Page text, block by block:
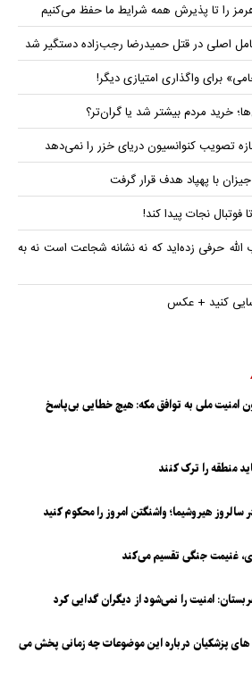
را تا پذیرش همه شرایط ما حفظ می‌کنیم
اصلی در قتل حمیدرضا رجب‌زاده دستگیر شد
برای واگذاری امتیازی دیگر!
تصویب کنوانسیون دریای خزر را نمی‌دهد
با پهپاد هدف قرار گرفت
فوتبال نجات پیدا کند!
حرفی زده‌اید که نه نشانه شجاعت است نه به
کنید + عکس
امنیت ملی به توافق مکه: هیچ خطایی بی‌پاسخ
منطقه را ترک کنند
هیروشیما؛ واشنگتن امروز را محکوم کنید
غنیمت جنگی تقسیم می‌کند
امنیت را نمی‌شود از دیگران گدایی کرد
پزشکیان درباره این موضوعات چه زمانی پخش می